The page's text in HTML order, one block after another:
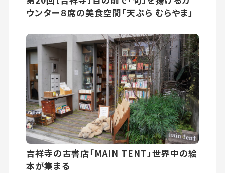
ウンター８席の美食空間「天ぷら むらやま」
吉祥寺の古書店「MAIN TENT」世界中の絵
本が集まる